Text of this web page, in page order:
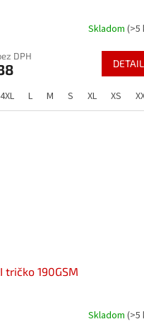
Skladom (>5
DPH
DETAIL
4XL L M S XL XS
tričko 190GSM
Skladom (>5